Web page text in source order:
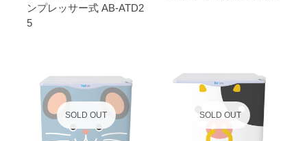
ンプレッサー式 AB-ATD2
5
SOLD OUT SOLD OUT